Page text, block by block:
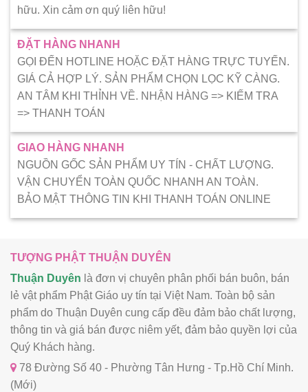
hữu. Xin cảm ơn quý liên hữu!
ĐẶT HÀNG NHANH
GỌI ĐẾN HOTLINE HOẶC ĐẶT HÀNG TRỰC TUYẾN.
GIÁ CẢ HỢP LÝ. SẢN PHẨM CHỌN LỌC KỸ CÀNG.
AN TÂM KHI THỈNH VỀ. NHẬN HÀNG => KIẾM TRA
=> THANH TOÁN
GIAO HÀNG NHANH
NGUỒN GỐC SẢN PHẨM UY TÍN - CHẤT LƯỢNG.
VẬN CHUYỂN TOÀN QUỐC NHANH AN TOÀN.
BẢO MẬT THÔNG TIN KHI THANH TOÁN ONLINE
TƯỢNG PHẬT THUẬN DUYÊN
Thuận Duyên là đơn vị chuyên phân phối bán buôn, bán
lẻ vật phẩm Phật Giáo uy tín tại Việt Nam. Toàn bộ sản
phẩm do Thuận Duyên cung cấp đều đảm bảo chất lượng,
thông tin và giá bán được niêm yết, đảm bảo quyền lợi của
Quý Khách hàng.
78 Đường Số 40 - Phường Tân Hưng - Tp.Hồ Chí Minh.
(Mới)